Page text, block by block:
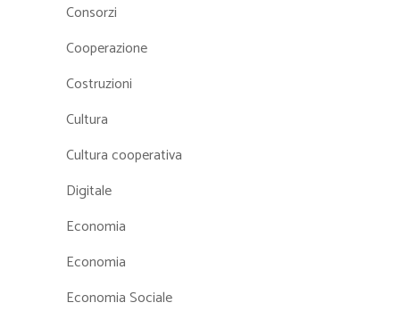
Consorzi
Cooperazione
Costruzioni
Cultura
Cultura cooperativa
Digitale
Economia
Economia
Economia Sociale